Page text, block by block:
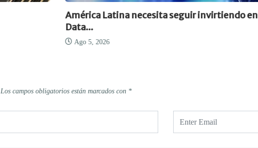
América Latina necesita seguir invirtiendo en
Data...
Ago 5, 2026
Los campos obligatorios están marcados con *